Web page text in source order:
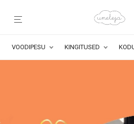
VOODIPESU KINGITUSED